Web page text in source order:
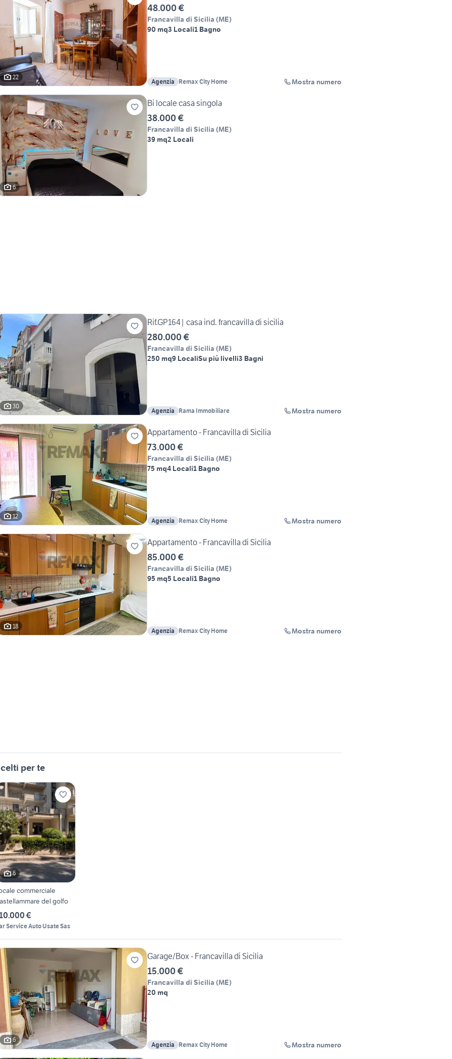
22
48.000 €
Francavilla di Sicilia (ME)
90 mq3 Locali1 Bagno
Agenzia Remax City Home Mostra numero
6
Bi locale casa singola
38.000 €
Francavilla di Sicilia (ME)
39 mq2 Locali
30
Rif.GP164| casa ind. francavilla di sicilia
280.000 €
Francavilla di Sicilia (ME)
250 mq9 LocaliSu più livelli3 Bagni
Agenzia Rama Immobiliare Mostra numero
12
Appartamento - Francavilla di Sicilia
73.000 €
Francavilla di Sicilia (ME)
75 mq4 Locali1 Bagno
Agenzia Remax City Home Mostra numero
18
Appartamento - Francavilla di Sicilia
85.000 €
Francavilla di Sicilia (ME)
95 mq5 Locali1 Bagno
Agenzia Remax City Home Mostra numero
per te
6
commerciale
del golfo
€
Service Auto Usate Sas
6
Garage/Box - Francavilla di Sicilia
15.000 €
Francavilla di Sicilia (ME)
20 mq
Agenzia Remax City Home Mostra numero